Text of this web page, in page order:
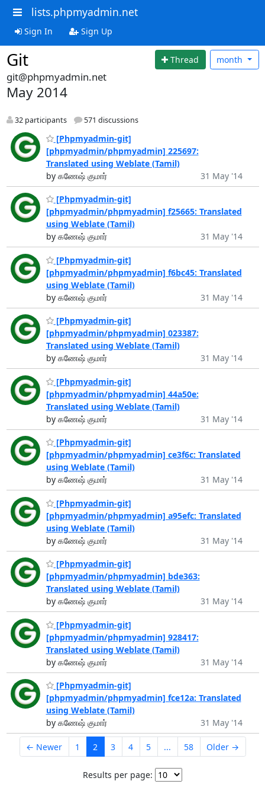
lists.phpmyadmin.net
Sign In Sign Up
Git Thread month
git@phpmyadmin.net
May 2014
32 participants 571 discussions
[Phpmyadmin-git]
[phpmyadmin/phpmyadmin] 225697:
Translated using Weblate (Tamil)
by கணேஷ் குமார்
31 May '14
[Phpmyadmin-git]
[phpmyadmin/phpmyadmin] f25665: Translated
using Weblate (Tamil)
by கணேஷ் குமார்
31 May '14
[Phpmyadmin-git]
[phpmyadmin/phpmyadmin] f6bc45: Translated
using Weblate (Tamil)
by கணேஷ் குமார்
31 May '14
[Phpmyadmin-git]
[phpmyadmin/phpmyadmin] 023387:
Translated using Weblate (Tamil)
by கணேஷ் குமார்
31 May '14
[Phpmyadmin-git]
[phpmyadmin/phpmyadmin] 44a50e:
Translated using Weblate (Tamil)
by கணேஷ் குமார்
31 May '14
[Phpmyadmin-git]
[phpmyadmin/phpmyadmin] ce3f6c: Translated
using Weblate (Tamil)
by கணேஷ் குமார்
31 May '14
[Phpmyadmin-git]
[phpmyadmin/phpmyadmin] a95efc: Translated
using Weblate (Tamil)
by கணேஷ் குமார்
31 May '14
[Phpmyadmin-git]
[phpmyadmin/phpmyadmin] bde363:
Translated using Weblate (Tamil)
by கணேஷ் குமார்
31 May '14
[Phpmyadmin-git]
[phpmyadmin/phpmyadmin] 928417:
Translated using Weblate (Tamil)
by கணேஷ் குமார்
31 May '14
[Phpmyadmin-git]
[phpmyadmin/phpmyadmin] fce12a: Translated
using Weblate (Tamil)
by கணேஷ் குமார்
31 May '14
← Newer 1 2 3 4 5 ... 58 Older →
Results per page: